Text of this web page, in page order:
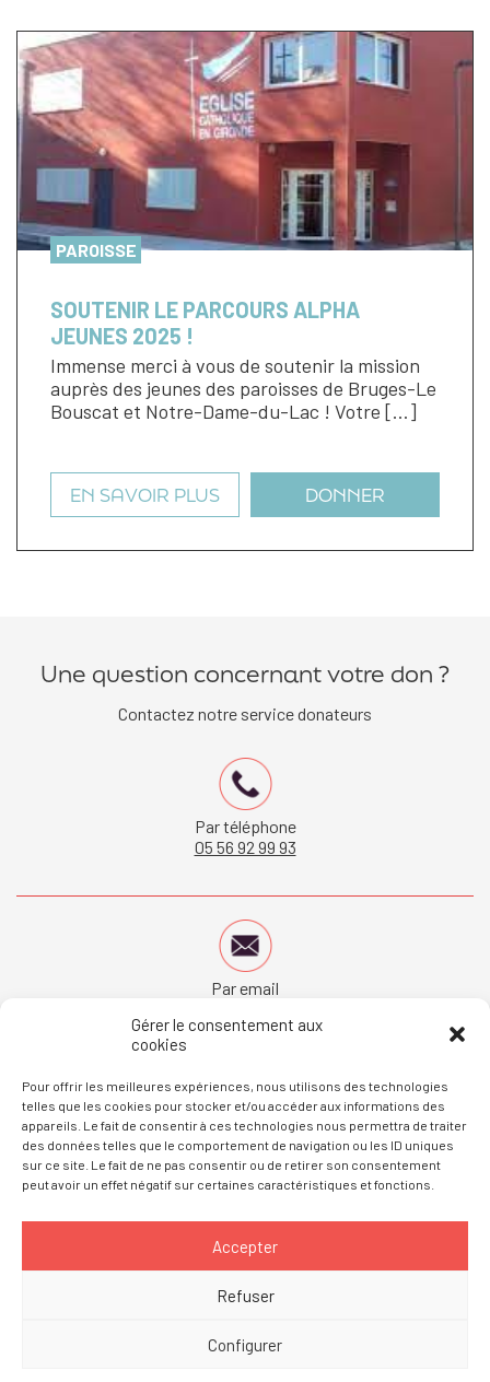
Gérer le consentement aux
cookies
Pour offrir les meilleures expériences, nous utilisons des technologies
telles que les cookies pour stocker et/ou accéder aux informations des
appareils. Le fait de consentir à ces technologies nous permettra de traiter
des données telles que le comportement de navigation ou les ID uniques
sur ce site. Le fait de ne pas consentir ou de retirer son consentement
peut avoir un effet négatif sur certaines caractéristiques et fonctions.
Accepter
Refuser
Configurer
PAROISSE
SOUTENIR LE PARCOURS ALPHA
JEUNES 2025 !
Immense merci à vous de soutenir la mission
auprès des jeunes des paroisses de Bruges-Le
Bouscat et Notre-Dame-du-Lac ! Votre […]
EN SAVOIR PLUS DONNER
Une question concernant votre don ?
Contactez notre service donateurs
Par téléphone
05 56 92 99 93
Par email
Consultez les questions fréquemment posées
Diocèse de Bordeaux
Politique de confidentialité